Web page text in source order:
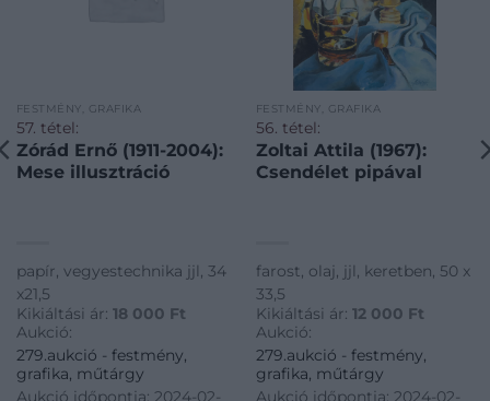
FESTMÉNY, GRAFIKA
57. tétel:
Zórád Ernő (1911-2004):
Mese illusztráció
papír, vegyestechnika jjl, 34
x21,5
Kikiáltási ár: 18 000 Ft
Aukció:
279.aukció - festmény,
grafika, műtárgy
Aukció időpontja: 2024-02-
FESTMÉNY, GRAFIKA
56. tétel:
Zoltai Attila (1967):
Csendélet pipával
farost, olaj, jjl, keretben, 50 x
33,5
Kikiáltási ár: 12 000 Ft
Aukció:
279.aukció - festmény,
grafika, műtárgy
Aukció időpontja: 2024-02-